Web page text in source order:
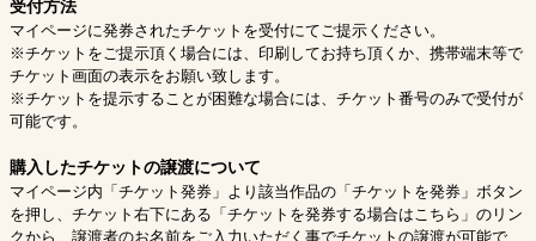
受付方法
マイページに発券されたチケットを受付にてご提示ください。
※チケットをご提示頂く場合には、印刷してお持ち頂くか、携帯端末等で
チケット画面の表示をお願い致します。
※チケットを提示することが困難な場合には、チケット番号のみで受付が
可能です。
購入したチケットの譲渡について
マイページ内「チケット発券」より該当作品の「チケットを発券」ボタン
を押し、チケット右下にある「チケットを発券する場合はこちら」のリン
クから、譲渡者のお名前をご入力いただく事でチケットの譲渡が可能で